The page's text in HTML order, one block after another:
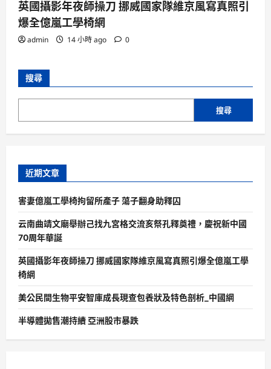
英國攝影年夜師操刀 挪威國家隊維京風寫真照引
爆全億嵐工學椅網
admin 14 小時 ago 0
搜尋
搜尋
近期文章
害妻億嵐工學椅拘留所產子 蕩子翻身助釋囚
云南曲靖文廟舉辦己找九宮格交流亥祭孔釋奠禮，慶祝新中國
70周年華誕
英國攝影年夜師操刀 挪威國家隊維京風寫真照引爆全億嵐工學
椅網
美公民間生物平安智庫成長現查包養狀及特色剖析_中國網
半導體拋售潮持續 亞洲股市暴跌